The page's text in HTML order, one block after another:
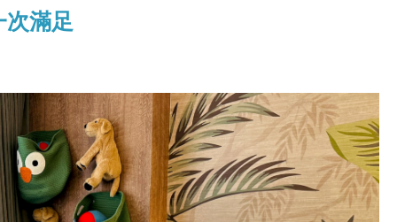
滿足